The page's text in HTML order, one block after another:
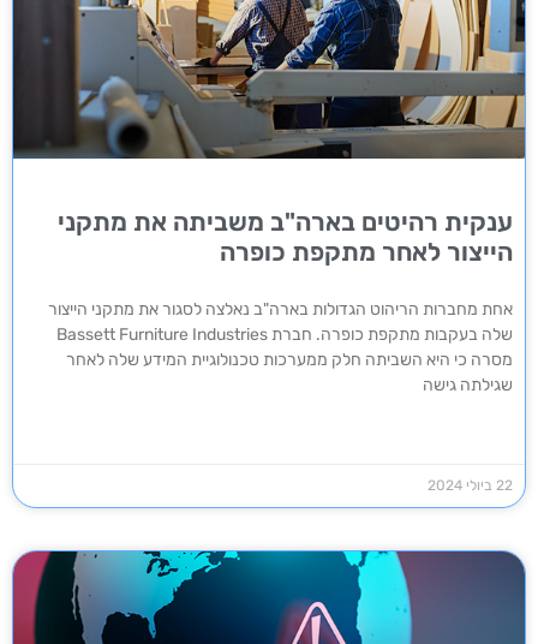
ענקית רהיטים בארה"ב משביתה את מתקני
הייצור לאחר מתקפת כופרה
אחת מחברות הריהוט הגדולות בארה"ב נאלצה לסגור את מתקני הייצור
שלה בעקבות מתקפת כופרה. חברת Bassett Furniture Industries
מסרה כי היא השביתה חלק ממערכות טכנולוגיית המידע שלה לאחר
שגילתה גישה
22 ביולי 2024